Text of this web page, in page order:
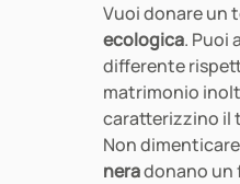
Vuoi donare un
ecologica. Puoi
differente
matrimonio
caratterizzino il
Non
nera donano un